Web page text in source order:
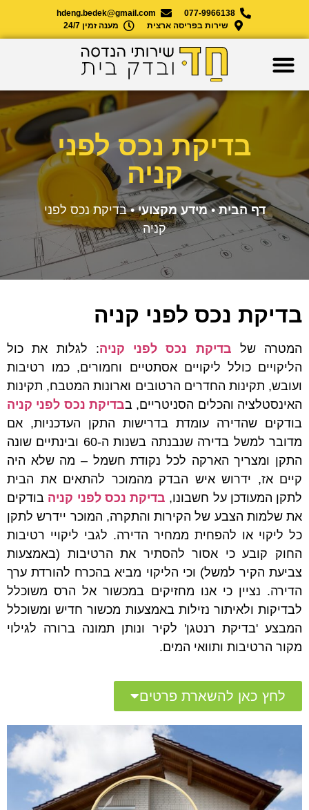
077-9966138
hdeng.bedek@gmail.com
שירות בפריסה ארצית
מענה זמין 24/7
בדיקת נכס לפני
קניה
דף הבית•מידע מקצועי•בדיקת נכס לפני
קניה
בדיקת נכס לפני קניה
המטרה של בדיקת נכס לפני קניה: לגלות את כול
הליקויים כולל ליקויים אסתטיים וחמורים, כמו רטיבות
ועובש, תקינות החדרים הרטובים וארונות המטבח, תקינות
האינסטלציה והכלים הסניטריים, בבדיקת נכס לפני קניה
בודקים שהדירה עומדת בדרישות התקן העדכניות, אם
מדובר למשל בדירה שנבנתה בשנות ה-60 ובינתיים שונה
התקן ומצריך הארקה לכל נקודת חשמל – מה שלא היה
קיים אז, ידרוש איש הבדק מהמוכר להתאים את הבית
לתקן המעודכן על חשבונו, בדיקת נכס לפני קניה בודקים
את שלמות הצבע של הקירות והתקרה, המוכר יידרש לתקן
כל ליקוי או להפחית ממחיר הדירה. לגבי ליקויי רטיבות
החוק קובע כי אסור להסתיר את הרטיבות (באמצעות
צביעת הקיר למשל) וכי הליקוי מביא בהכרח להורדת ערך
הדירה. נציין כי אנו מחזיקים במכשור אל הרס משוכלל
לבדיקות ולאיתור נזילות באמצעות מכשור חדיש ומשוכלל
המבצע 'בדיקת רנטגן' לקיר ונותן תמונה ברורה לגילוי
מקור הרטיבות ותוואי המים.
לחץ כאן להשארת פרטים